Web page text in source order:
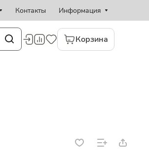
Контакты Информация
Корзина